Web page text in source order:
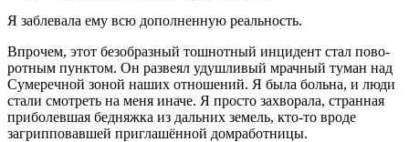
Я забле­ва­ла ему всю допол­нен­ную реальность.
Впро­чем, этот без­об­раз­ный тош­нот­ный инци­дент стал пово­
рот­ным пунк­том. Он раз­ве­ял удуш­ли­вый мрач­ный туман над
Суме­реч­ной зоной наших отно­ше­ний. Я была боль­на, и люди
ста­ли смот­реть на меня ина­че. Я про­сто захво­ра­ла, стран­ная
при­бо­лев­шая бед­няж­ка из даль­них земель, кто-то вро­де
загрип­по­вав­шей при­гла­шён­ной домработницы.